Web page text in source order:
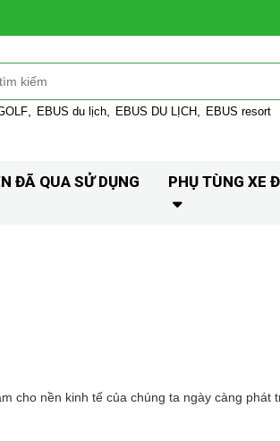
EBUS du lịch EBUS DU LỊCH EBUS resort
ĐÃ QUA SỬ DỤNG PHỤ TÙNG XE
cho nền kinh tế của chúng ta ngày càng phát